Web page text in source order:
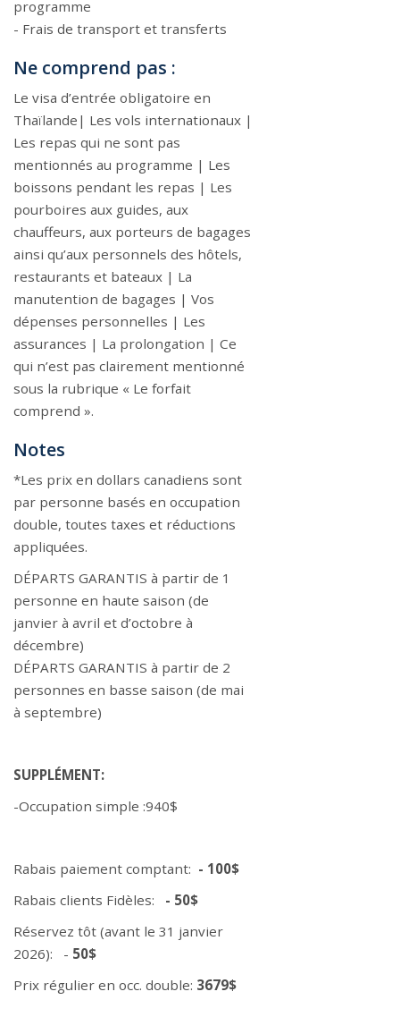
programme
- Frais de transport et transferts
Ne comprend pas :
Le visa d’entrée obligatoire en
Thaïlande| Les vols internationaux |
Les repas qui ne sont pas
mentionnés au programme | Les
boissons pendant les repas | Les
pourboires aux guides, aux
chauffeurs, aux porteurs de bagages
ainsi qu’aux personnels des hôtels,
restaurants et bateaux | La
manutention de bagages | Vos
dépenses personnelles | Les
assurances | La prolongation | Ce
qui n’est pas clairement mentionné
sous la rubrique « Le forfait
comprend ».
Notes
*Les prix en dollars canadiens sont
par personne basés en occupation
double, toutes taxes et réductions
appliquées.
DÉPARTS GARANTIS à partir de 1
personne en haute saison (de
janvier à avril et d’octobre à
décembre)
DÉPARTS GARANTIS à partir de 2
personnes en basse saison (de mai
à septembre)
SUPPLÉMENT:
-Occupation simple :940$
Rabais paiement comptant: - 100$
Rabais clients Fidèles: - 50$
Réservez tôt (avant le 31 janvier
2026): - 50$
Prix régulier en occ. double: 3679$